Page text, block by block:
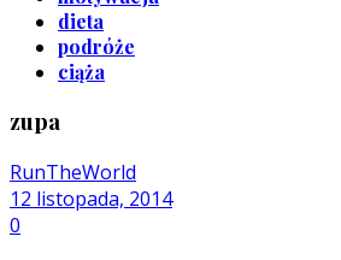
dieta
podróże
ciąża
zupa
RunTheWorld
12 listopada, 2014
0